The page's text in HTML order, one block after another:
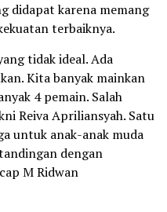
didapat karena memang
terbaiknya.
tidak ideal. Ada
Kita banyak mainkan
4 pemain. Salah
Reiva Apriliansyah. Satu
untuk anak-anak muda
dengan
M Ridwan